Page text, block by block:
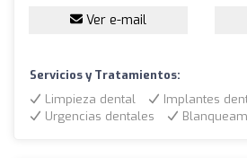
Ver e-mail
Servicios y Tratamientos:
Limpieza dental
Implantes
Urgencias dentales